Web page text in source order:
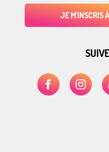
JE M'INSCRIS